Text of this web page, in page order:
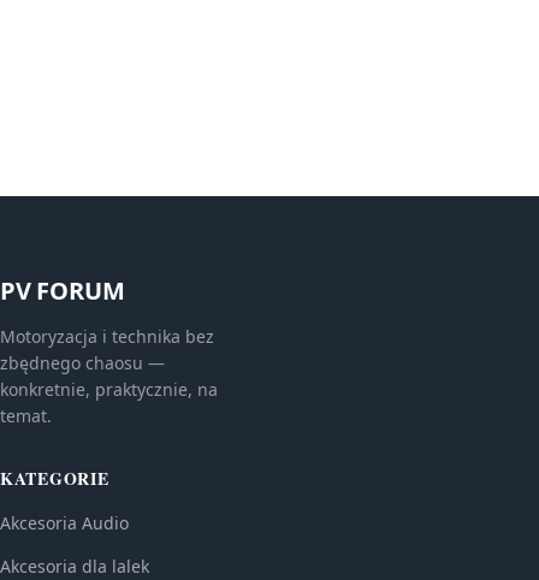
PV FORUM
Motoryzacja i technika bez
zbędnego chaosu —
konkretnie, praktycznie, na
temat.
KATEGORIE
Akcesoria Audio
Akcesoria dla lalek